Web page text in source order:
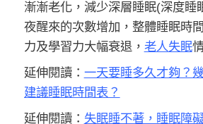
漸漸老化，減少深層睡眠(深度睡
夜醒來的次數增加， 整體睡眠時
力及學習力大幅衰退， 老人失眠
延伸閱讀： 一天要睡多久才夠？
建議睡眠時間表？
延伸閱讀： 失眠睡不著，睡眠障